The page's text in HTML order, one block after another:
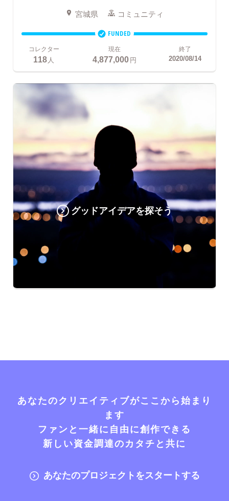
宮城県 コミュニティ
FUNDED
コレクター
118 人
現在
4,877,000円
終了
2020/08/14
グッドアイデアを探そう
あなたのクリエイティブがここから始まり
ます
ファンと一緒に自由に創作できる
新しい資金調達のカタチと共に
あなたのプロジェクトをスタートする